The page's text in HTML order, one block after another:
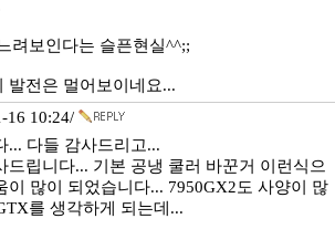
려보인다는 슬픈현실^^;;
발전은 멀어보이네요...
16 10:24/
... 다들 감사드리고...
드립니다... 기본 공냉 쿨러 바꾼거 이런식으
이 많이 되었습니다... 7950GX2도 사양이 많
를 생각하게 되는데...